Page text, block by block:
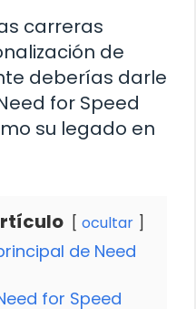
carreras
de
deberías darle
for Speed
su legado en
ocultar
de Need
for Speed